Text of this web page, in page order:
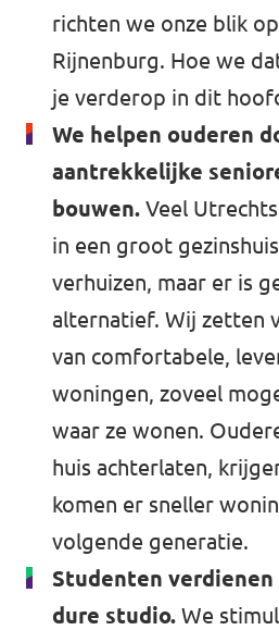
richten we onze blik
Rijnenburg. Hoe we
je verderop in dit
We helpen ouderen
aantrekkelijke
bouwen. Veel
in een groot
verhuizen, maar er is
alternatief. Wij zetten
van comfortabele,
woningen, zoveel
waar ze wonen.
huis achterlaten,
komen er sneller
volgende generatie.
Studenten verdienen
dure studio. We